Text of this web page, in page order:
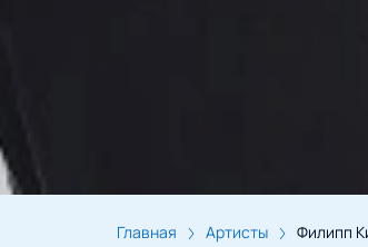
Главная Артисты Филипп